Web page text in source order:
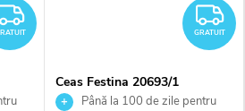
GRATUIT
GRATUIT
Ceas Festina 20693/1
Până la 100 de zile pentru